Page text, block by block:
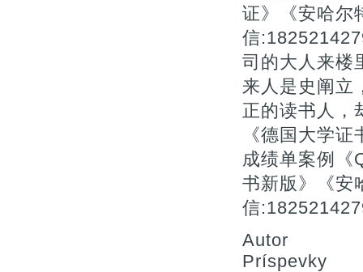
证》《安哈尔
信
司的大人来楼
来人是史阐立
正的读书人，
《德国大学
成绩单案例《
书新版》《安
信
Autor
Príspevky